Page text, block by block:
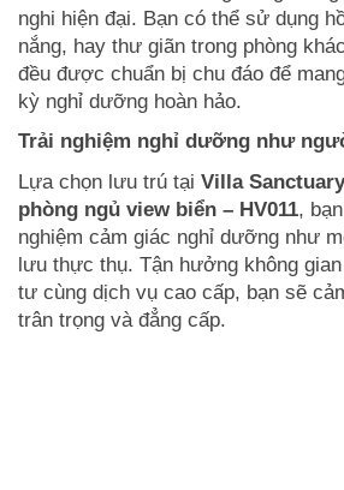
nghi hiện đại. Bạn có thể sử dụng
nắng, hay thư giãn trong phòng
đều được chuẩn bị chu đáo để
kỳ nghỉ dưỡng hoàn hảo.
Trải nghiệm nghỉ dưỡng như
Lựa chọn lưu trú tại Villa
phòng ngủ view biển – HV011,
nghiệm cảm giác nghỉ dưỡng như
lưu thực thụ. Tận hưởng không
tư cùng dịch vụ cao cấp, bạn sẽ
trân trọng và đẳng cấp.